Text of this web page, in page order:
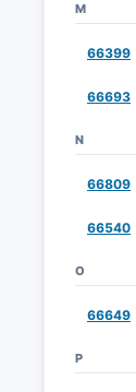
M
66399
66693
N
66809
66540
O
66649
P